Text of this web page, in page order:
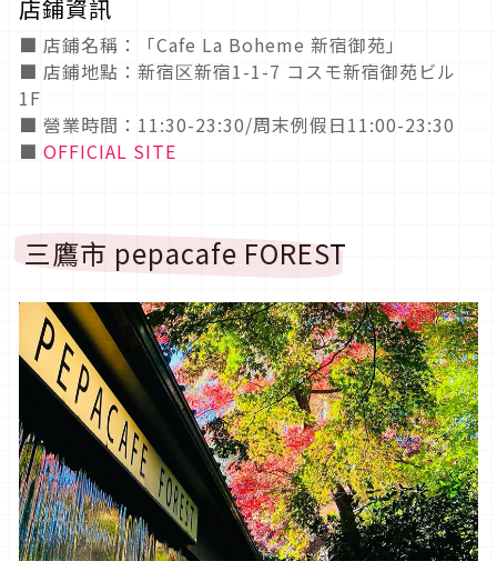
店鋪資訊
■ 店鋪名稱：「Cafe La Boheme 新宿御苑」
■ 店鋪地點：新宿区新宿1-1-7 コスモ新宿御苑ビル
1F
■ 營業時間：11:30-23:30/周末例假日11:00-23:30
■ OFFICIAL SITE
三鷹市 pepacafe FOREST